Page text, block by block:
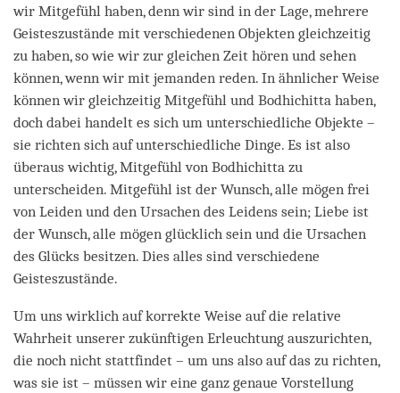
wir Mitgefühl haben, denn wir sind in der Lage, mehrere
Geisteszustände mit verschiedenen Objekten gleichzeitig
zu haben, so wie wir zur gleichen Zeit hören und sehen
können, wenn wir mit jemanden reden. In ähnlicher Weise
können wir gleichzeitig Mitgefühl und Bodhichitta haben,
doch dabei handelt es sich um unterschiedliche Objekte –
sie richten sich auf unterschiedliche Dinge. Es ist also
überaus wichtig, Mitgefühl von Bodhichitta zu
unterscheiden. Mitgefühl ist der Wunsch, alle mögen frei
von Leiden und den Ursachen des Leidens sein; Liebe ist
der Wunsch, alle mögen glücklich sein und die Ursachen
des Glücks besitzen. Dies alles sind verschiedene
Geisteszustände.
Um uns wirklich auf korrekte Weise auf die relative
Wahrheit unserer zukünftigen Erleuchtung auszurichten,
die noch nicht stattfindet – um uns also auf das zu richten,
was sie ist – müssen wir eine ganz genaue Vorstellung